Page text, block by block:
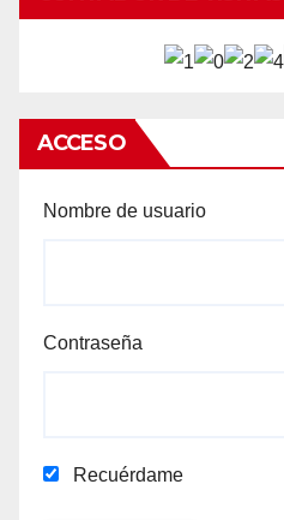
ACCESO
Nombre de usuario
Contraseña
Recuérdame